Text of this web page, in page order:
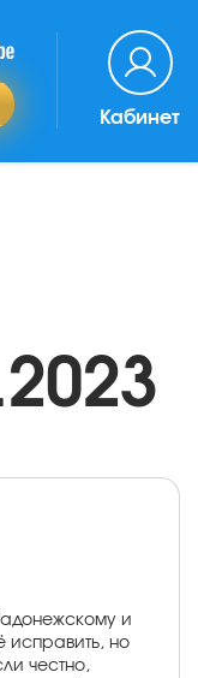
Кабинет
и
исправить, но
честно,